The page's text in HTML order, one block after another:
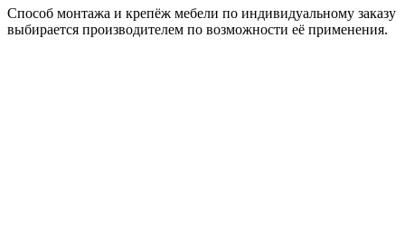
Способ монтажа и крепёж мебели по индивидуальному заказу
выбирается производителем по возможности её применения.